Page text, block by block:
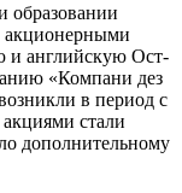
образовании
акционерными
и английскую Ост-
«Компани дез
в период с
стали
дополнительному